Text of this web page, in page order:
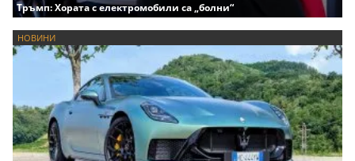
Тръмп: Хората с електромобили са „болни“
НОВИНИ